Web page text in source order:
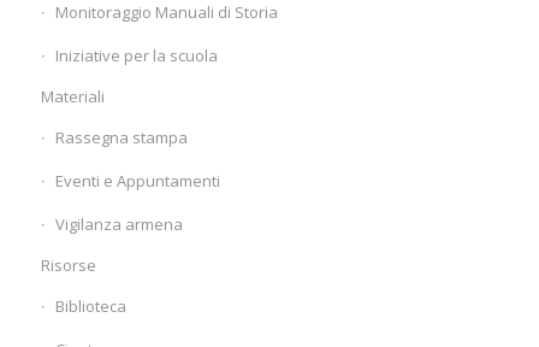
Monitoraggio Manuali di Storia
Iniziative per la scuola
Materiali
Rassegna stampa
Eventi e Appuntamenti
Vigilanza armena
Risorse
Biblioteca